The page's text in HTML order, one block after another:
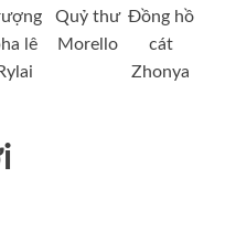
lê
Rylai
Quỷ thư
Morello
Đồng hồ
cát
Zhonya